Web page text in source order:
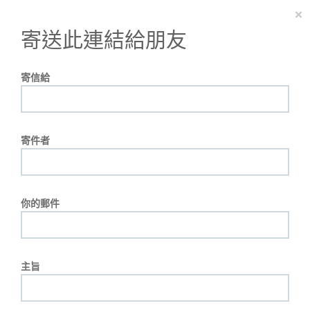
寄送此連結給朋友
×
寄信給
寄件者
你的郵件
主旨